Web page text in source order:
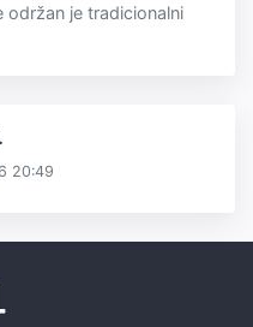
održan je tradicionalni
20:49